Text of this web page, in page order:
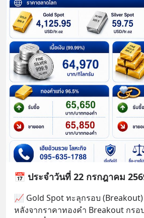
📅 ประจำวันที่ 22 กรกฎาคม
📈 Gold Spot ทะลุกรอบ
หลังจากราคาทองคำ Breakout กรอ